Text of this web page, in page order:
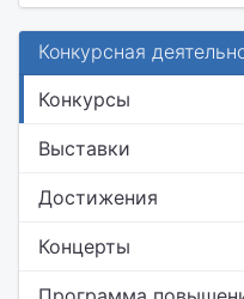
Конкурсная
Конкурсы
Выставки
Достижения
Концерты